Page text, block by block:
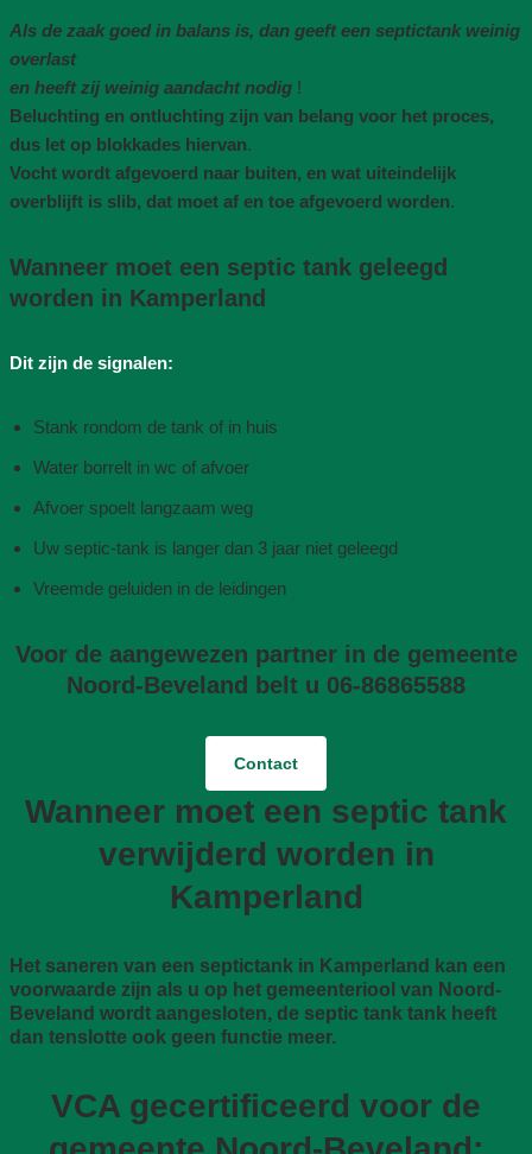
Als de zaak goed in balans is, dan geeft een septictank weinig
overlast
en heeft zij weinig aandacht nodig !
Beluchting en ontluchting zijn van belang voor het proces,
dus let op blokkades hiervan.
Vocht wordt afgevoerd naar buiten, en wat uiteindelijk
overblijft is slib, dat moet af en toe afgevoerd worden.
Wanneer moet een septic tank geleegd
worden in Kamperland
Dit zijn de signalen:
Stank rondom de tank of in huis
Water borrelt in wc of afvoer
Afvoer spoelt langzaam weg
Uw septic-tank is langer dan 3 jaar niet geleegd
Vreemde geluiden in de leidingen
Voor de aangewezen partner in de gemeente
Noord-Beveland belt u 06-86865588
Contact
Wanneer moet een septic tank
verwijderd worden in
Kamperland
Het saneren van een septictank in Kamperland kan een
voorwaarde zijn als u op het gemeenteriool van Noord-
Beveland wordt aangesloten, de septic tank tank heeft
dan tenslotte ook geen functie meer.
VCA gecertificeerd voor de